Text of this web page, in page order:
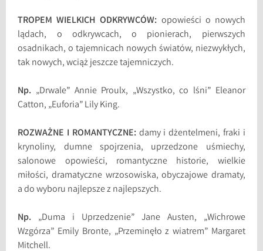
TROPEM WIELKICH ODKRYWCÓW: opowieści o nowych
lądach, o odkrywcach, o pionierach, pierwszych
osadnikach, o tajemnicach nowych światów, niezwykłych,
tak nowych, wciąż jeszcze tajemniczych.
Np. „Drwale” Annie Proulx, „Wszystko, co lśni” Eleanor
Catton, „Euforia” Lily King.
ROZWAŻNE I ROMANTYCZNE:damy i dżentelmeni, fraki i
krynoliny, dumne spojrzenia, uprzedzone uśmiechy,
salonowe opowieści, romantyczne historie, wielkie
miłości, dramatyczne wrzosowiska, obyczajowe dramaty,
a do wyboru najlepsze z najlepszych.
Np. „Duma i Uprzedzenie” Jane Austen, „Wichrowe
Wzgórza” Emily Bronte, „Przeminęło z wiatrem” Margaret
Mitchell.